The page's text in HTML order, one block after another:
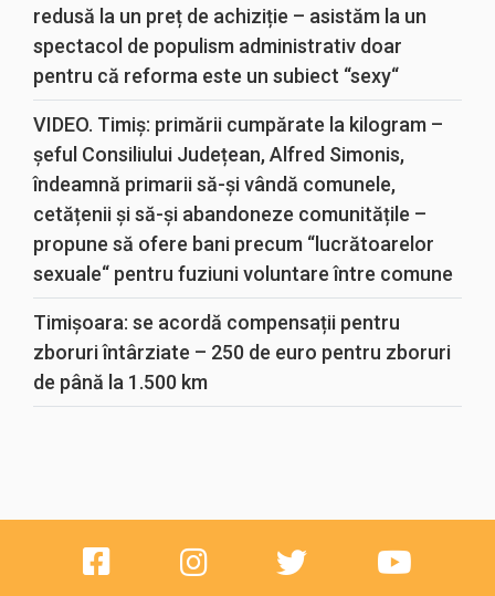
redusă la un preț de achiziție – asistăm la un
spectacol de populism administrativ doar
pentru că reforma este un subiect “sexy“
VIDEO. Timiș: primării cumpărate la kilogram –
șeful Consiliului Județean, Alfred Simonis,
îndeamnă primarii să-și vândă comunele,
cetățenii și să-și abandoneze comunitățile –
propune să ofere bani precum “lucrătoarelor
sexuale“ pentru fuziuni voluntare între comune
Timișoara: se acordă compensații pentru
zboruri întârziate – 250 de euro pentru zboruri
de până la 1.500 km